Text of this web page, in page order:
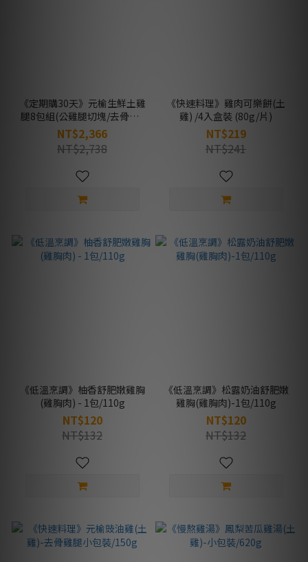
《定期購30天》元榆生鮮土雞
腿8包組(公雞腿切塊/去骨各2
包、母雞腿切塊/去骨各2包)
NT$2,366
NT$2,738
《快速料理》雞肉可樂餅(土
雞) /4入盒裝 (80g/片)
NT$219
NT$241
《低溫烹調》柚香舒肥嫩雞胸
(雞胸肉) - 1包/110g
NT$120
NT$132
《低溫烹調》松露奶油舒肥嫩
雞胸(雞胸肉)-1包/110g
NT$120
NT$132